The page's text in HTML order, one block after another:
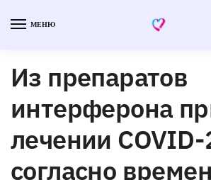
МЕНЮ
Из препаратов
интерферона
лечении
согласно